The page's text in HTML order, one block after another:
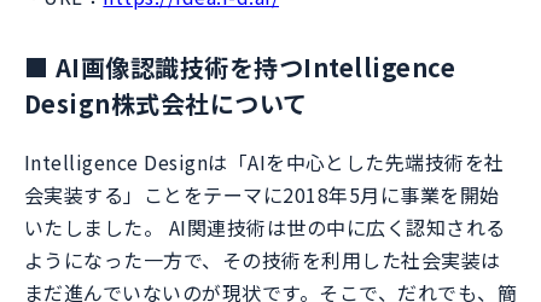
■ AI画像認識技術を持つIntelligence
Design株式会社について
Intelligence Designは「AIを中心とした先端技術を社
会実装する」ことをテーマに2018年5月に事業を開始
いたしました。 AI関連技術は世の中に広く認知される
ようになった一方で、その技術を利用した社会実装は
まだ進んでいないのが現状です。そこで、だれでも、簡